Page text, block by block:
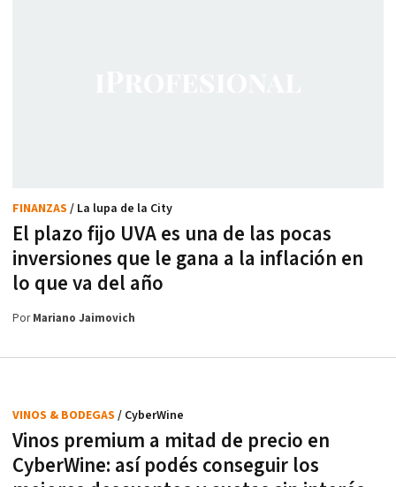
El plazo fijo UVA es una de las pocas
inversiones que le gana a la inflación en
lo que va del año
FINANZAS / La lupa de la City
PorMariano Jaimovich
Vinos premium a mitad de precio en
CyberWine: así podés conseguir los
VINOS & BODEGAS / CyberWine